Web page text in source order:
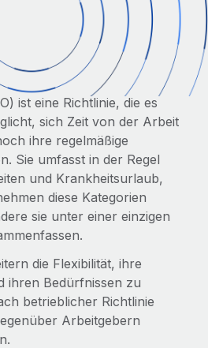
ohne Kosten für Niederlassungen
Arbeit mit Freelancer:innen
und Verwalten von
HR-Aufgaben
der HR in bestehende Abläufe
für dein Team
Bundesstaaten
in allen US-Bundesstaaten
Mitbewerbern
Lösungen für wachsende
Lösungen, um Teams zu
und Großunternehmen
berechnen
Einschätzung des
der
berechnen
Währungen und
für globale Freelancer:innen
Anmelden
ist eine Richtlinie, die es
sich Zeit von der Arbeit
ihre regelmäßige
Sie umfasst in der Regel
und Krankheitsurlaub,
diese Kategorien
sie unter einer einzigen
die Flexibilität, ihre
ihren Bedürfnissen zu
betrieblicher Richtlinie
Arbeitgebern